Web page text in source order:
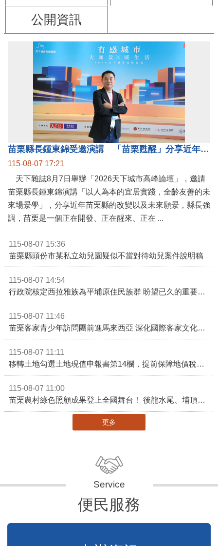
公開資訊
苗栗縣長鍾東錦受邀演講 「苗栗甦醒」分享近年轉變
115-08-07 17:21
天下雜誌8月7日舉辦「2026天下城市高峰論壇」，邀請
苗栗縣長鍾東錦演講「以人為本的宜居實踐，全齡友善的未
來場景學」，分享近年苗栗縣的改變以及未來願景，縣長強
調，苗栗是一個正在開發、正在醒來、正在 ...
115-08-07 15:36
苗栗縣頭份市某私立幼兒園疑似不當對待幼兒案件說明稿
115-08-07 14:54
行政院核定西拉雅族為平埔原住民族群 盼望已久的重要時刻到來！8月13日起受理民族成員名冊登記
115-08-07 11:46
苗栗客家青少年訪問團前進馬來西亞 深化國際客家文化交流
115-08-07 11:11
移轉土地勾選土地現值申報書第14欄，提前保障地價稅節稅權益
115-08-07 11:00
苗栗農村綠色照顧成果登上全國舞台！ 後龍水尾、埔頂社區前進2026高齡健康產業博覽會
更多
便民服務